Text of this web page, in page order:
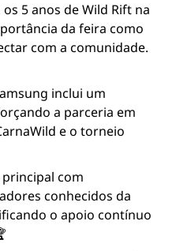
5 anos de Wild Rift na
da feira como
com a comunidade.
inclui um
a parceria em
e o torneio
com
conhecidos da
o apoio contínuo